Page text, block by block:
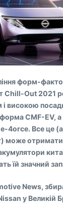
форм-
Chill-Out 2021
високою
CMF-EV, а
4orce. Все це
може отримати
їй значний
News,
у Великій